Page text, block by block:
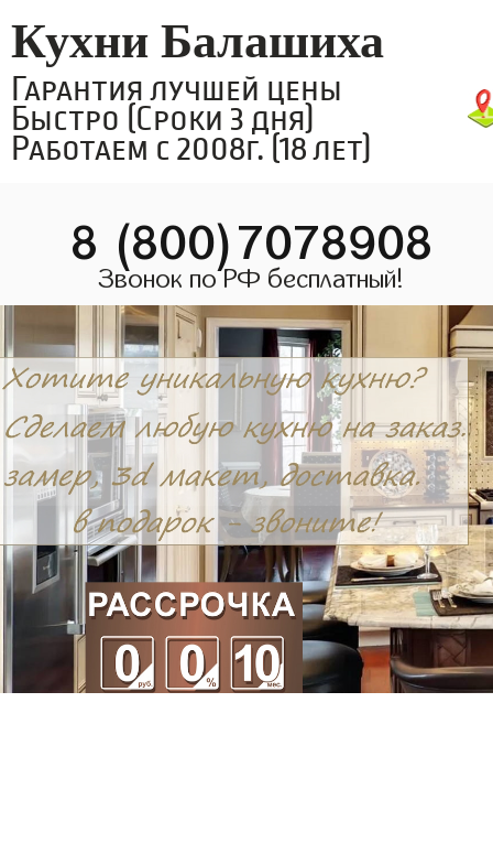
Кухни Балашиха
Гарантия лучшей цены
Быстро (Сроки 3 дня)
Работаем с 2008г. (18 лет)
8 (800)7078908
Звонок по РФ бесплатный!